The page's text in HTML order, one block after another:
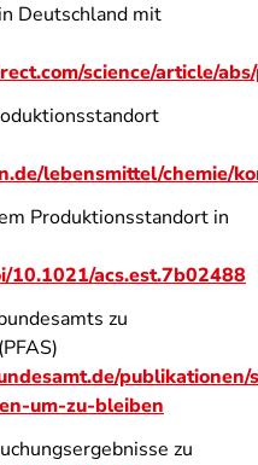
Deutschland mit
science/article/
lebensmittel/chemie/
Produktionsstandort in
10.1021/acs.est.7b02488
zu
um-zu-bleiben
zu